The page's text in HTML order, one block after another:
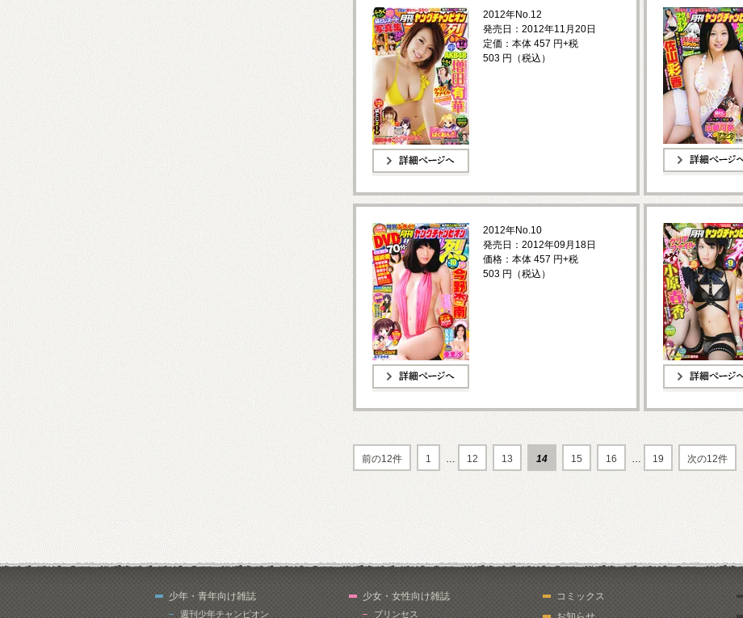
2012年No.12
発売日：2012年11月20日
定価：本体 457 円+税
503 円（税込）
2012年No.10
発売日：2012年09月18日
価格：本体 457 円+税
503 円（税込）
前の12件 1 … 12 13 14 15 16 … 19 次の12件
少年・青年向け雑誌
週刊少年チャンピオン
少女・女性向け雑誌
プリンセス
コミックス